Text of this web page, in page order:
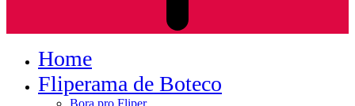
Home
Fliperama de Boteco
Bora pro Fliper